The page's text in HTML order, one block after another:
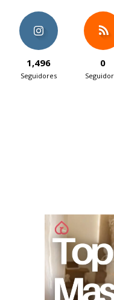
1,496
Seguidores
0